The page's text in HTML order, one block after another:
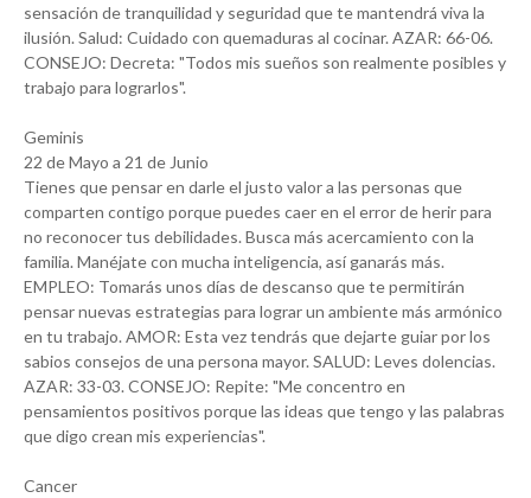
sensación de tranquilidad y seguridad que te mantendrá viva la
ilusión. Salud: Cuidado con quemaduras al cocinar. AZAR: 66-06.
CONSEJO: Decreta: "Todos mis sueños son realmente posibles y
trabajo para lograrlos".
Geminis
22 de Mayo a 21 de Junio
Tienes que pensar en darle el justo valor a las personas que
comparten contigo porque puedes caer en el error de herir para
no reconocer tus debilidades. Busca más acercamiento con la
familia. Manéjate con mucha inteligencia, así ganarás más.
EMPLEO: Tomarás unos días de descanso que te permitirán
pensar nuevas estrategias para lograr un ambiente más armónico
en tu trabajo. AMOR: Esta vez tendrás que dejarte guiar por los
sabios consejos de una persona mayor. SALUD: Leves dolencias.
AZAR: 33-03. CONSEJO: Repite: "Me concentro en
pensamientos positivos porque las ideas que tengo y las palabras
que digo crean mis experiencias".
Cancer